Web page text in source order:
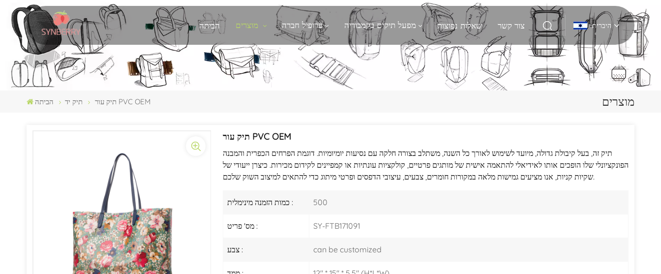
הביתה פרופיל חברה מפעל תיקים בקמבודיה שאלות נפוצות צור קשר היברית
English
Español
Português
הביתה תיק יד תיק עור PVC OEM מוצרים
תיק עור PVC OEM
תיק זה, בעל קיבולת גדולה, מיועד לשימוש לאורך כל השנה, משתלב בצורה חלקה עם נסיעות יומיומיות. דוגמת הפרחים הכפרית והמבנה
הפונקציונלי שלו הופכים אותו לאידיאלי להתאמה אישית של מותגים פרטיים, קולקציות עונתיות או קמפיינים לקידום מכירות. כיצרן ייעודי של
שקיות קניות, אנו מציעים גמישות מלאה במקורות חומרים, צבעים, עיצובי הדפסים ופרטי מיתוג כדי להתאים למיצוב השוק שלכם.
כמות הזמנה מינימלית : 500
מס' פריט : SY-FTB171091
צבע : can be customized